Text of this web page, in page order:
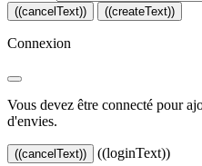
((cancelText)) ((createText))
Connexion
Vous devez être connecté pour
d'envies.
((cancelText)) ((loginText))